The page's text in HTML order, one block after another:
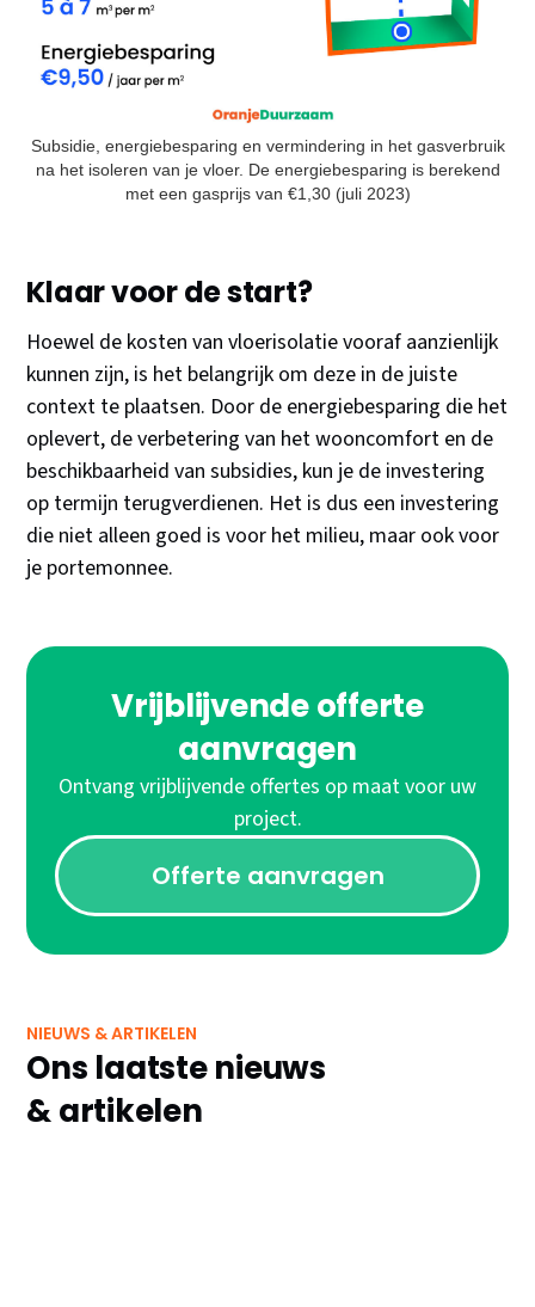
Subsidie, energiebesparing en vermindering in het gasverbruik
na het isoleren van je vloer. De energiebesparing is berekend
met een gasprijs van €1,30 (juli 2023)
Klaar voor de start?
Hoewel de kosten van vloerisolatie vooraf aanzienlijk
kunnen zijn, is het belangrijk om deze in de juiste
context te plaatsen. Door de energiebesparing die het
oplevert, de verbetering van het wooncomfort en de
beschikbaarheid van subsidies, kun je de investering
op termijn terugverdienen. Het is dus een investering
die niet alleen goed is voor het milieu, maar ook voor
je portemonnee.
Vrijblijvende offerte
aanvragen
Ontvang vrijblijvende offertes op maat voor uw
project.
Offerte aanvragen
NIEUWS & ARTIKELEN
Ons laatste nieuws
& artikelen